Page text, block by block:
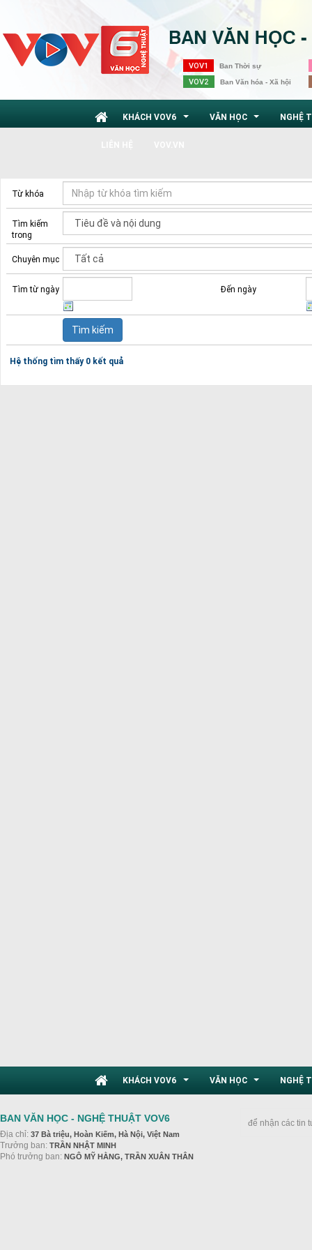
VOV1 Ban Thời sự
VOV2 Ban Văn hóa - Xã hội
KHÁCH VOV6 VĂN HỌC NGHỆ
Từ khóa
Tìm kiếm
trong
Chuyên mục
Tìm từ ngày Đến ngày
Hệ thống tìm thấy 0 kết quả
KHÁCH VOV6 VĂN HỌC NGHỆ
BAN VĂN HỌC - NGHỆ THUẬT VOV6
Địa chỉ: 37 Bà triệu, Hoàn Kiếm, Hà Nội, Việt Nam
Trưởng ban: TRẦN NHẬT MINH
Phó trưởng ban: NGÔ MỸ HẰNG, TRẦN XUÂN THÂN
để nhận các tin